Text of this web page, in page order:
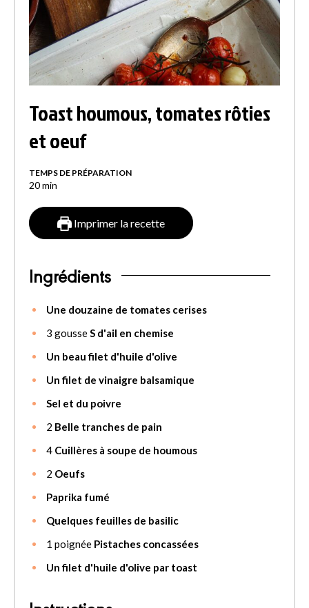
Toast houmous, tomates rôties
et oeuf
TEMPS DE PRÉPARATION
20min
Imprimer la recette
Ingrédients
Une douzaine de tomates cerises
3 gousseS d'ail en chemise
Un beau filet d'huile d'olive
Un filet de vinaigre balsamique
Sel et du poivre
2 Belle tranches de pain
4 Cuillères à soupe de houmous
2 Oeufs
Paprika fumé
Quelques feuilles de basilic
1 poignée Pistaches concassées
Un filet d'huile d'olive par toast